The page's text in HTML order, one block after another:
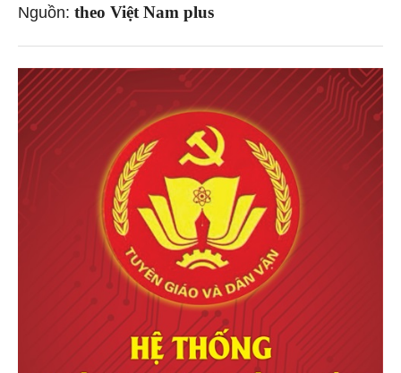
Nguồn: theo Việt Nam plus